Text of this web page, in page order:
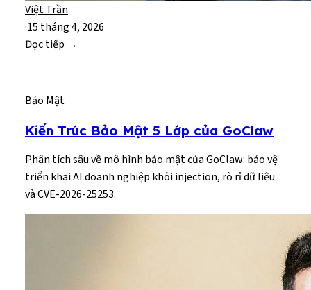
Việt Trần
·15 tháng 4, 2026
Đọc tiếp →
Bảo Mật
Kiến Trúc Bảo Mật 5 Lớp của GoClaw
Phân tích sâu về mô hình bảo mật của GoClaw: bảo vệ
triển khai AI doanh nghiệp khỏi injection, rò rỉ dữ liệu
và CVE-2026-25253.